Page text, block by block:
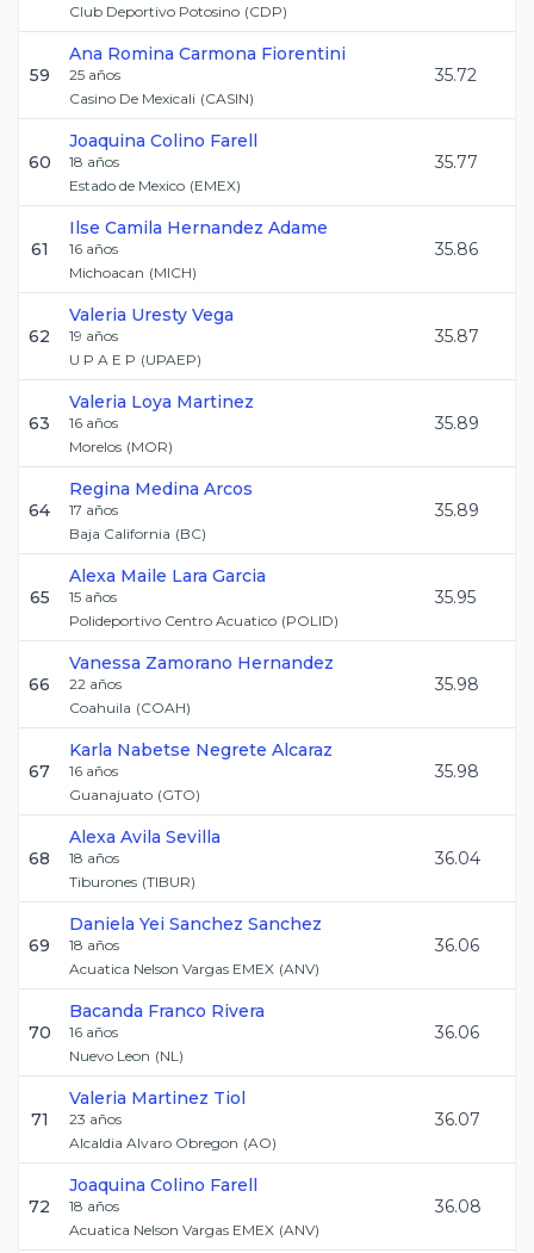
Club Deportivo Potosino (CDP)
59
Ana Romina Carmona Fiorentini
25 años
Casino De Mexicali (CASIN)
35.72
60
Joaquina Colino Farell
18 años
Estado de Mexico (EMEX)
35.77
61
Ilse Camila Hernandez Adame
16 años
Michoacan (MICH)
35.86
62
Valeria Uresty Vega
19 años
U P A E P (UPAEP)
35.87
63
Valeria Loya Martinez
16 años
Morelos (MOR)
35.89
64
Regina Medina Arcos
17 años
Baja California (BC)
35.89
65
Alexa Maile Lara Garcia
15 años
Polideportivo Centro Acuatico (POLID)
35.95
66
Vanessa Zamorano Hernandez
22 años
Coahuila (COAH)
35.98
67
Karla Nabetse Negrete Alcaraz
16 años
Guanajuato (GTO)
35.98
68
Alexa Avila Sevilla
18 años
Tiburones (TIBUR)
36.04
69
Daniela Yei Sanchez Sanchez
18 años
Acuatica Nelson Vargas EMEX (ANV)
36.06
70
Bacanda Franco Rivera
16 años
Nuevo Leon (NL)
36.06
71
Valeria Martinez Tiol
23 años
Alcaldia Alvaro Obregon (AO)
36.07
72
Joaquina Colino Farell
18 años
Acuatica Nelson Vargas EMEX (ANV)
36.08